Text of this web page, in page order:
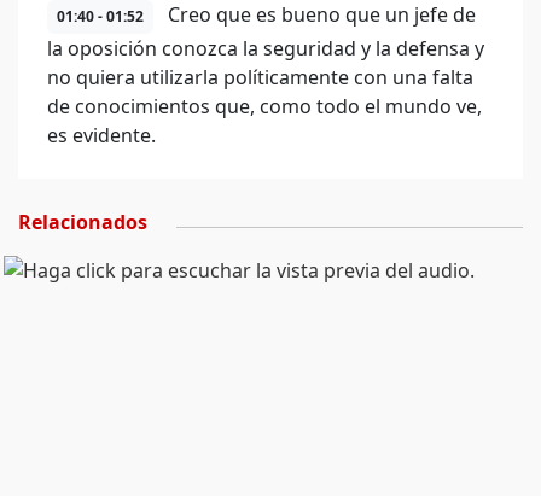
01:40 - 01:52
Creo que es bueno que un jefe de
la oposición conozca la seguridad y la defensa y
no quiera utilizarla políticamente con una falta
de conocimientos que, como todo el mundo ve,
es evidente.
Relacionados